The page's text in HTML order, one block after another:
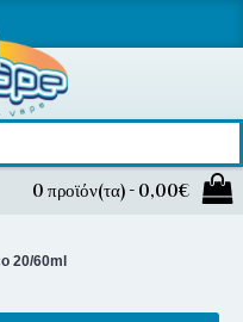
0 προϊόν(τα) - 0,00€
20/60ml